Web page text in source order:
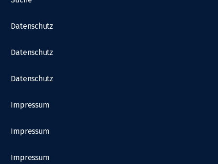
Datenschutz
Datenschutz
Datenschutz
Impressum
Impressum
Impressum